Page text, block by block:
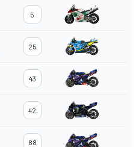
5
25
43
42
88